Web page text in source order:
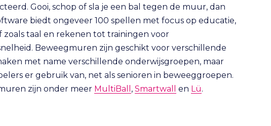
Gooi, schop of sla je een bal tegen de muur, dan
biedt ongeveer 100 spellen met focus op educatie,
taal en rekenen tot trainingen voor
Beweegmuren zijn geschikt voor verschillende
met name verschillende onderwijsgroepen, maar
er gebruik van, net als senioren in beweeggroepen.
zijn onder meer MultiBall , Smartwall en Lü.